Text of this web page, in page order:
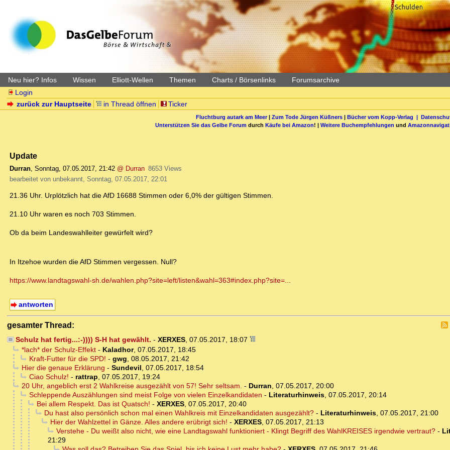
Neu hier? Infos Wissen Elliott-Wellen Themen Charts / Börsenlinks
Forumsarchive
Login
zurück zur Hauptseite
in Thread öffnen Ticker
Fluchtburg autark am Meer| Zum Tode Jürgen Küßners| Bücher vom Kopp-Verlag |
Unterstützen Sie das Gelbe Forum durch Käufe bei Amazon! | Weitere Buchempfehlungen und
Update
Durran, Sonntag, 07.05.2017, 21:42 @ Durran 8653 Views
bearbeitet von unbekannt, Sonntag, 07.05.2017, 22:01
21.36 Uhr. Urplötzlich hat die AfD 16688 Stimmen oder 6,0% der gültigen Stimmen.
21.10 Uhr waren es noch 703 Stimmen.
Ob da beim Landeswahlleiter gewürfelt wird?
In Itzehoe wurden die AfD Stimmen vergessen. Null?
https://www.landtagswahl-sh.de/wahlen.php?site=left/listen&wahl=363#index.php?site=...
antworten
gesamter Thread:
Schulz hat fertig...:-)))) S-H hat gewählt. - XERXES, 07.05.2017, 18:07
*lach* der Schulz-Effekt- Kaladhor, 07.05.2017, 18:45
Kraft-Futter für die SPD! - gwg, 08.05.2017, 21:42
Hier die genaue Erklärung - Sundevil, 07.05.2017, 18:54
Ciao Schulz! - rattrap, 07.05.2017, 19:24
20 Uhr, angeblich erst 2 Wahlkreise ausgezählt von 57! Sehr seltsam. - Durran, 07.05.2017, 20:00
Schleppende Auszählungen sind meist Folge von vielen Einzelkandidaten - Literaturhinweis, 07.05.2017, 20:14
Bei allem Respekt. Das ist Quatsch! - XERXES, 07.05.2017, 20:40
Du hast also persönlich schon mal einen Wahlkreis mit Einzelkandidaten ausgezählt?- Literaturhinweis, 07.05.2017, 21:00
Hier der Wahlzettel in Gänze. Alles andere erübrigt sich! - XERXES, 07.05.2017, 21:13
Verstehe - Du weißt also nicht, wie eine Landtagswahl funktioniert - Klingt Begriff des WahlKREISES irgendwie vertraut?-
21:29